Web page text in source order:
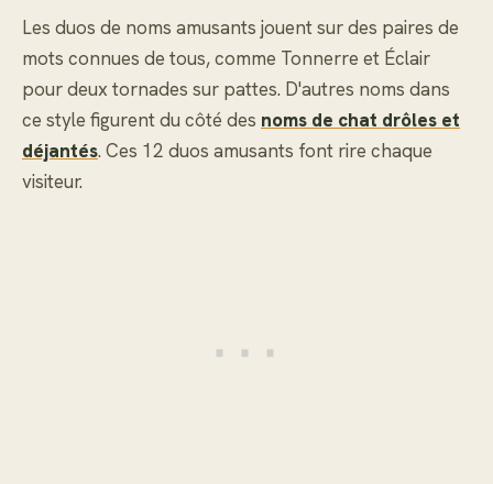
Les duos de noms amusants jouent sur des paires de
mots connues de tous, comme Tonnerre et Éclair
pour deux tornades sur pattes. D'autres noms dans
ce style figurent du côté des noms de chat drôles et
déjantés. Ces 12 duos amusants font rire chaque
visiteur.